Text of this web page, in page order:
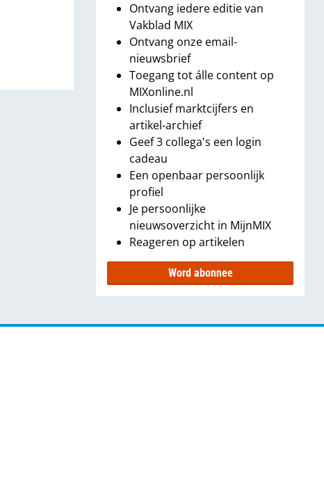
Ontvang iedere editie van
Vakblad MIX
Ontvang onze email-
nieuwsbrief
Toegang tot álle content op
MIXonline.nl
Inclusief marktcijfers en
artikel-archief
Geef 3 collega's een login
cadeau
Een openbaar persoonlijk
profiel
Je persoonlijke
nieuwsoverzicht in MijnMIX
Reageren op artikelen
Word abonnee